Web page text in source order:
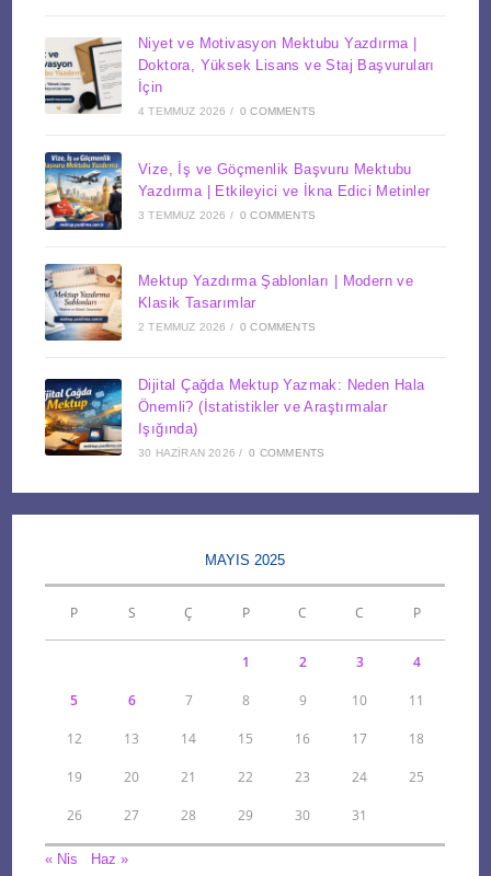
Niyet ve Motivasyon Mektubu Yazdırma |
Doktora, Yüksek Lisans ve Staj Başvuruları
İçin
4 TEMMUZ 2026 / 0 COMMENTS
Vize, İş ve Göçmenlik Başvuru Mektubu
Yazdırma | Etkileyici ve İkna Edici Metinler
3 TEMMUZ 2026 / 0 COMMENTS
Mektup Yazdırma Şablonları | Modern ve
Klasik Tasarımlar
2 TEMMUZ 2026 / 0 COMMENTS
Dijital Çağda Mektup Yazmak: Neden Hala
Önemli? (İstatistikler ve Araştırmalar
Işığında)
30 HAZIRAN 2026 / 0 COMMENTS
MAYIS 2025
P S Ç P C C P
1 2 3 4
5 6 7 8 9 10 11
12 13 14 15 16 17 18
19 20 21 22 23 24 25
26 27 28 29 30 31
« Nis Haz »